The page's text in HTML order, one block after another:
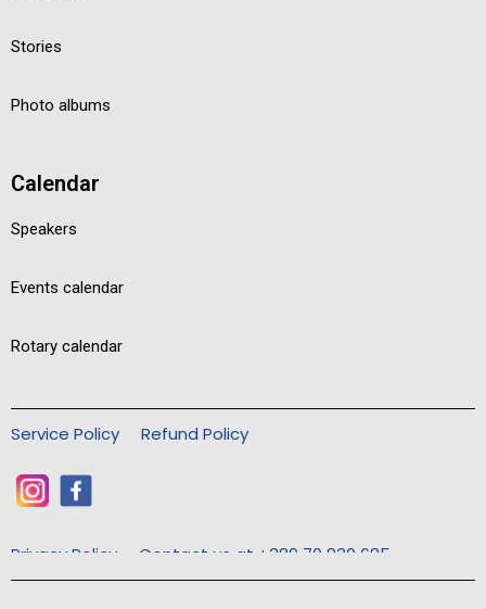
Stories
Photo albums
Calendar
Speakers
Events calendar
Rotary calendar
Service Policy Refund Policy
Privacy Policy Contact us at +389 70 830 685